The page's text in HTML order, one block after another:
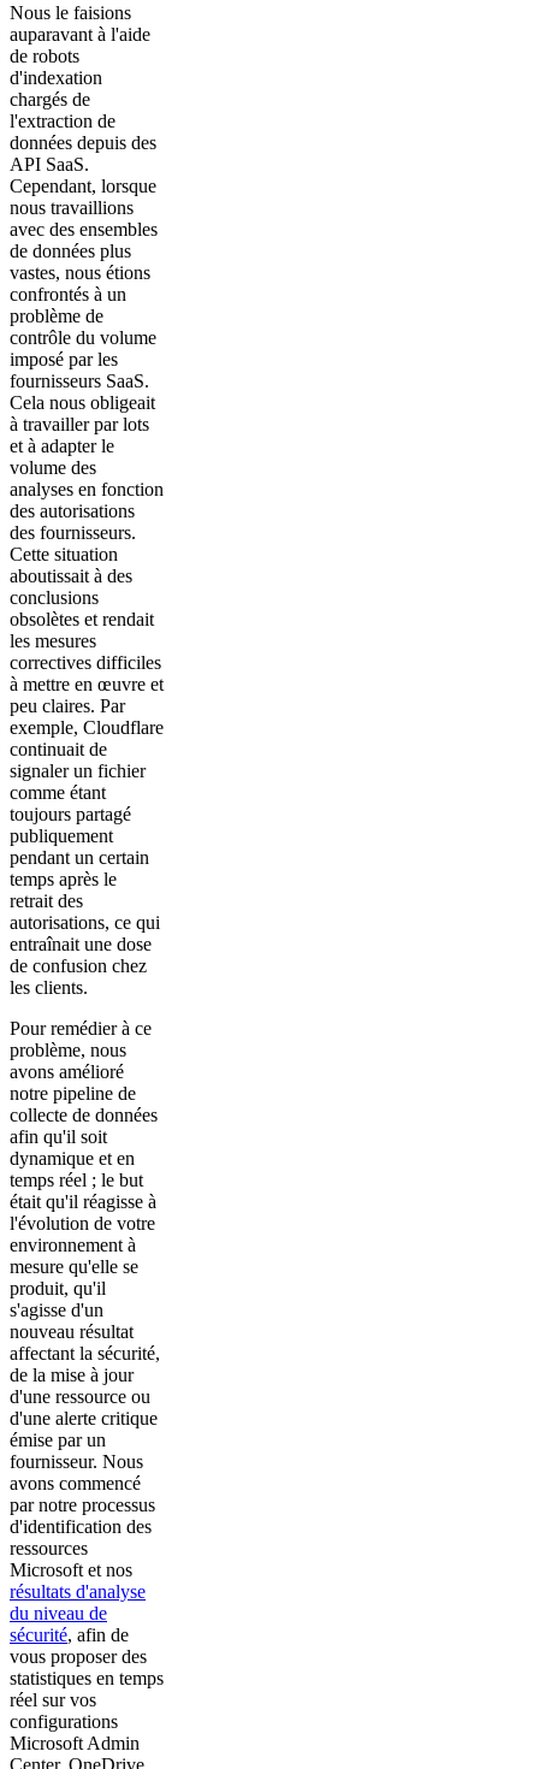
Nous le faisions
auparavant à l'aide
de robots
d'indexation
chargés de
l'extraction de
données depuis des
API SaaS.
Cependant, lorsque
nous travaillions
avec des ensembles
de données plus
vastes, nous étions
confrontés à un
problème de
contrôle du volume
imposé par les
fournisseurs SaaS.
Cela nous obligeait
à travailler par lots
et à adapter le
volume des
analyses en fonction
des autorisations
des fournisseurs.
Cette situation
aboutissait à des
conclusions
obsolètes et rendait
les mesures
correctives difficiles
à mettre en œuvre et
peu claires. Par
exemple, Cloudflare
continuait de
signaler un fichier
comme étant
toujours partagé
publiquement
pendant un certain
temps après le
retrait des
autorisations, ce qui
entraînait une dose
de confusion chez
les clients.
Pour remédier à ce
problème, nous
avons amélioré
notre pipeline de
collecte de données
afin qu'il soit
dynamique et en
temps réel ; le but
était qu'il réagisse à
l'évolution de votre
environnement à
mesure qu'elle se
produit, qu'il
s'agisse d'un
nouveau résultat
affectant la sécurité,
de la mise à jour
d'une ressource ou
d'une alerte critique
émise par un
fournisseur. Nous
avons commencé
par notre processus
d'identification des
ressources
Microsoft et nos
résultats d'analyse
du niveau de
sécurité, afin de
vous proposer des
statistiques en temps
réel sur vos
configurations
Microsoft Admin
Center, OneDrive,